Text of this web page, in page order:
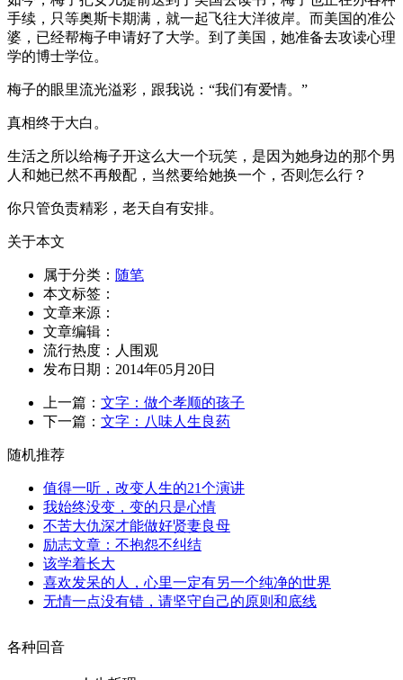
手续，只等奥斯卡期满，就一起飞往大洋彼岸。而美国的准公
婆，已经帮梅子申请好了大学。到了美国，她准备去攻读心理
学的博士学位。
梅子的眼里流光溢彩，跟我说：“我们有爱情。”
真相终于大白。
生活之所以给梅子开这么大一个玩笑，是因为她身边的那个男
人和她已然不再般配，当然要给她换一个，否则怎么行？
你只管负责精彩，老天自有安排。
关于本文
属于分类： 随笔
本文标签：
文章来源：
文章编辑：
流行热度： 人围观
发布日期：2014年05月20日
上一篇： 文字：做个孝顺的孩子
下一篇： 文字：八味人生良药
随机推荐
值得一听，改变人生的21个演讲
我始终没变，变的只是心情
不苦大仇深才能做好贤妻良母
励志文章：不抱怨不纠结
该学着长大
喜欢发呆的人，心里一定有另一个纯净的世界
无情一点没有错，请坚守自己的原则和底线
各种回音